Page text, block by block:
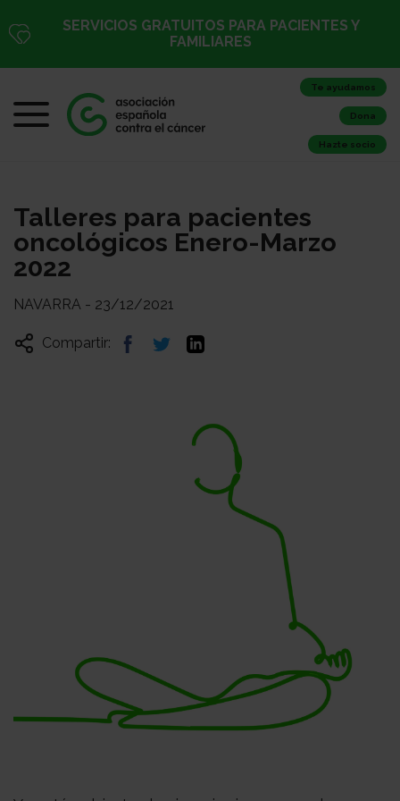
SERVICIOS GRATUITOS PARA PACIENTES Y
FAMILIARES
Te ayudamos
Dona
Hazte socio
Talleres para pacientes
oncológicos Enero-Marzo
2022
NAVARRA - 23/12/2021
Compartir: